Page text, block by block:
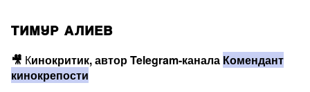
ТИМУР АЛИЕВ
🎥 Кинокритик, автор Telegram-канала Комендант
кинокрепости